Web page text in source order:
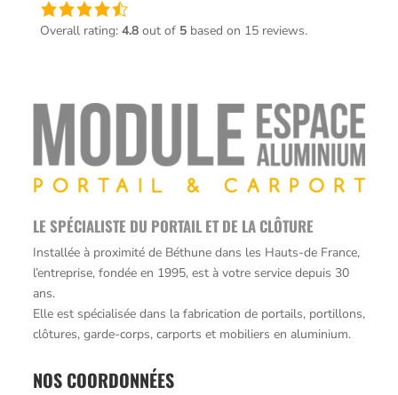
Une
note
sur
12 345
votes
Overall rating: 4.8 out of 5based on 15 reviews.
LE SPÉCIALISTE DU PORTAIL ET DE LA CLÔTURE
Installée à proximité de Béthune dans les Hauts-de France,
l’entreprise, fondée en 1995, est à votre service depuis 30
ans.
Elle est spécialisée dans la fabrication de portails, portillons,
clôtures, garde-corps, carports et mobiliers en aluminium.
NOS COORDONNÉES